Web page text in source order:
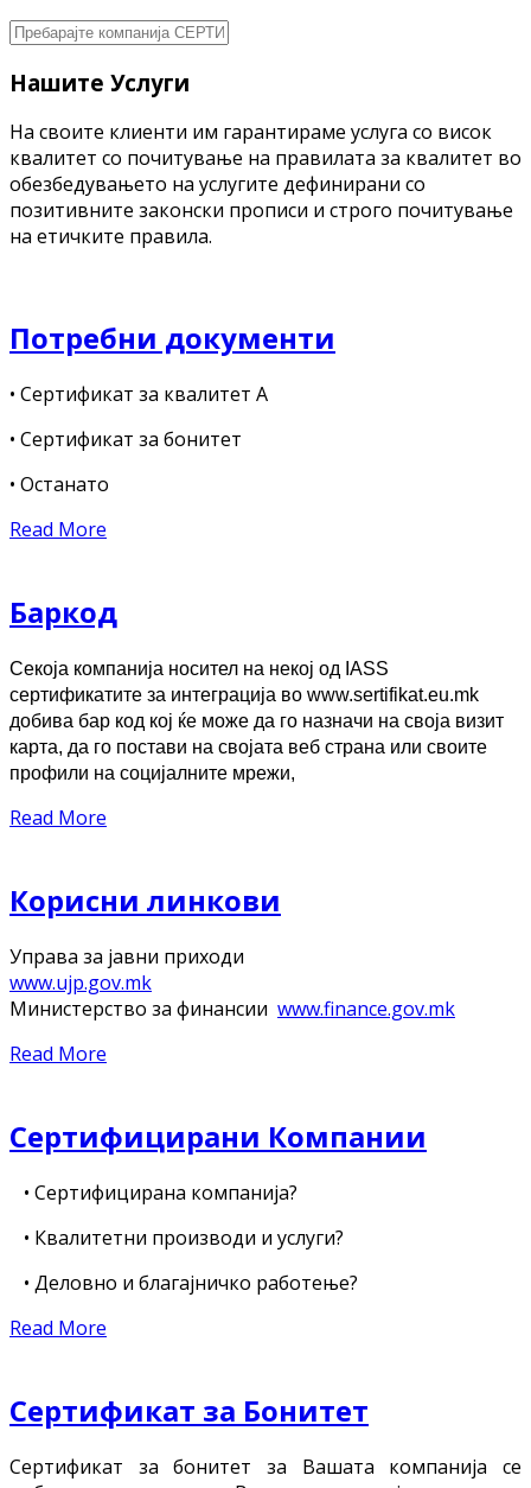
Нашите Услуги
На своите клиенти им гарантираме услуга со висок
квалитет со почитување на правилата за квалитет во
обезбедувањето на услугите дефинирани со
позитивните законски прописи и строго почитување
на етичките правила.
Потребни документи
• Сертификат за квалитет А
• Сертификат за бонитет
• Останато
Read More
Баркод
Секоја компанија носител на некој од IASS
сертификатите за интеграција во www.sertifikat.eu.mk
добива бар код кој ќе може да го назначи на своја визит
карта, да го постави на својата веб страна или своите
профили на социјалните мрежи,
Read More
Корисни линкови
Управа за јавни приходи
www.ujp.gov.mk
Министерство за финансии www.finance.gov.mk
Read More
Сертифицирани Компании
• Сертифицирана компанија?
• Квалитетни производи и услуги?
• Деловно и благајничко работење?
Read More
Сертификат за Бонитет
Сертификат за бонитет за Вашата компанија се